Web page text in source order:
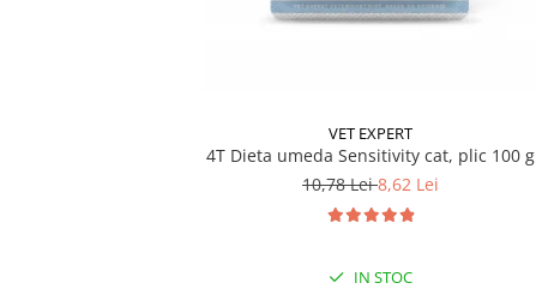
VET EXPERT
4T Dieta umeda Sensitivity cat, plic 100 g
10,78 Lei8,62 Lei
IN STOC